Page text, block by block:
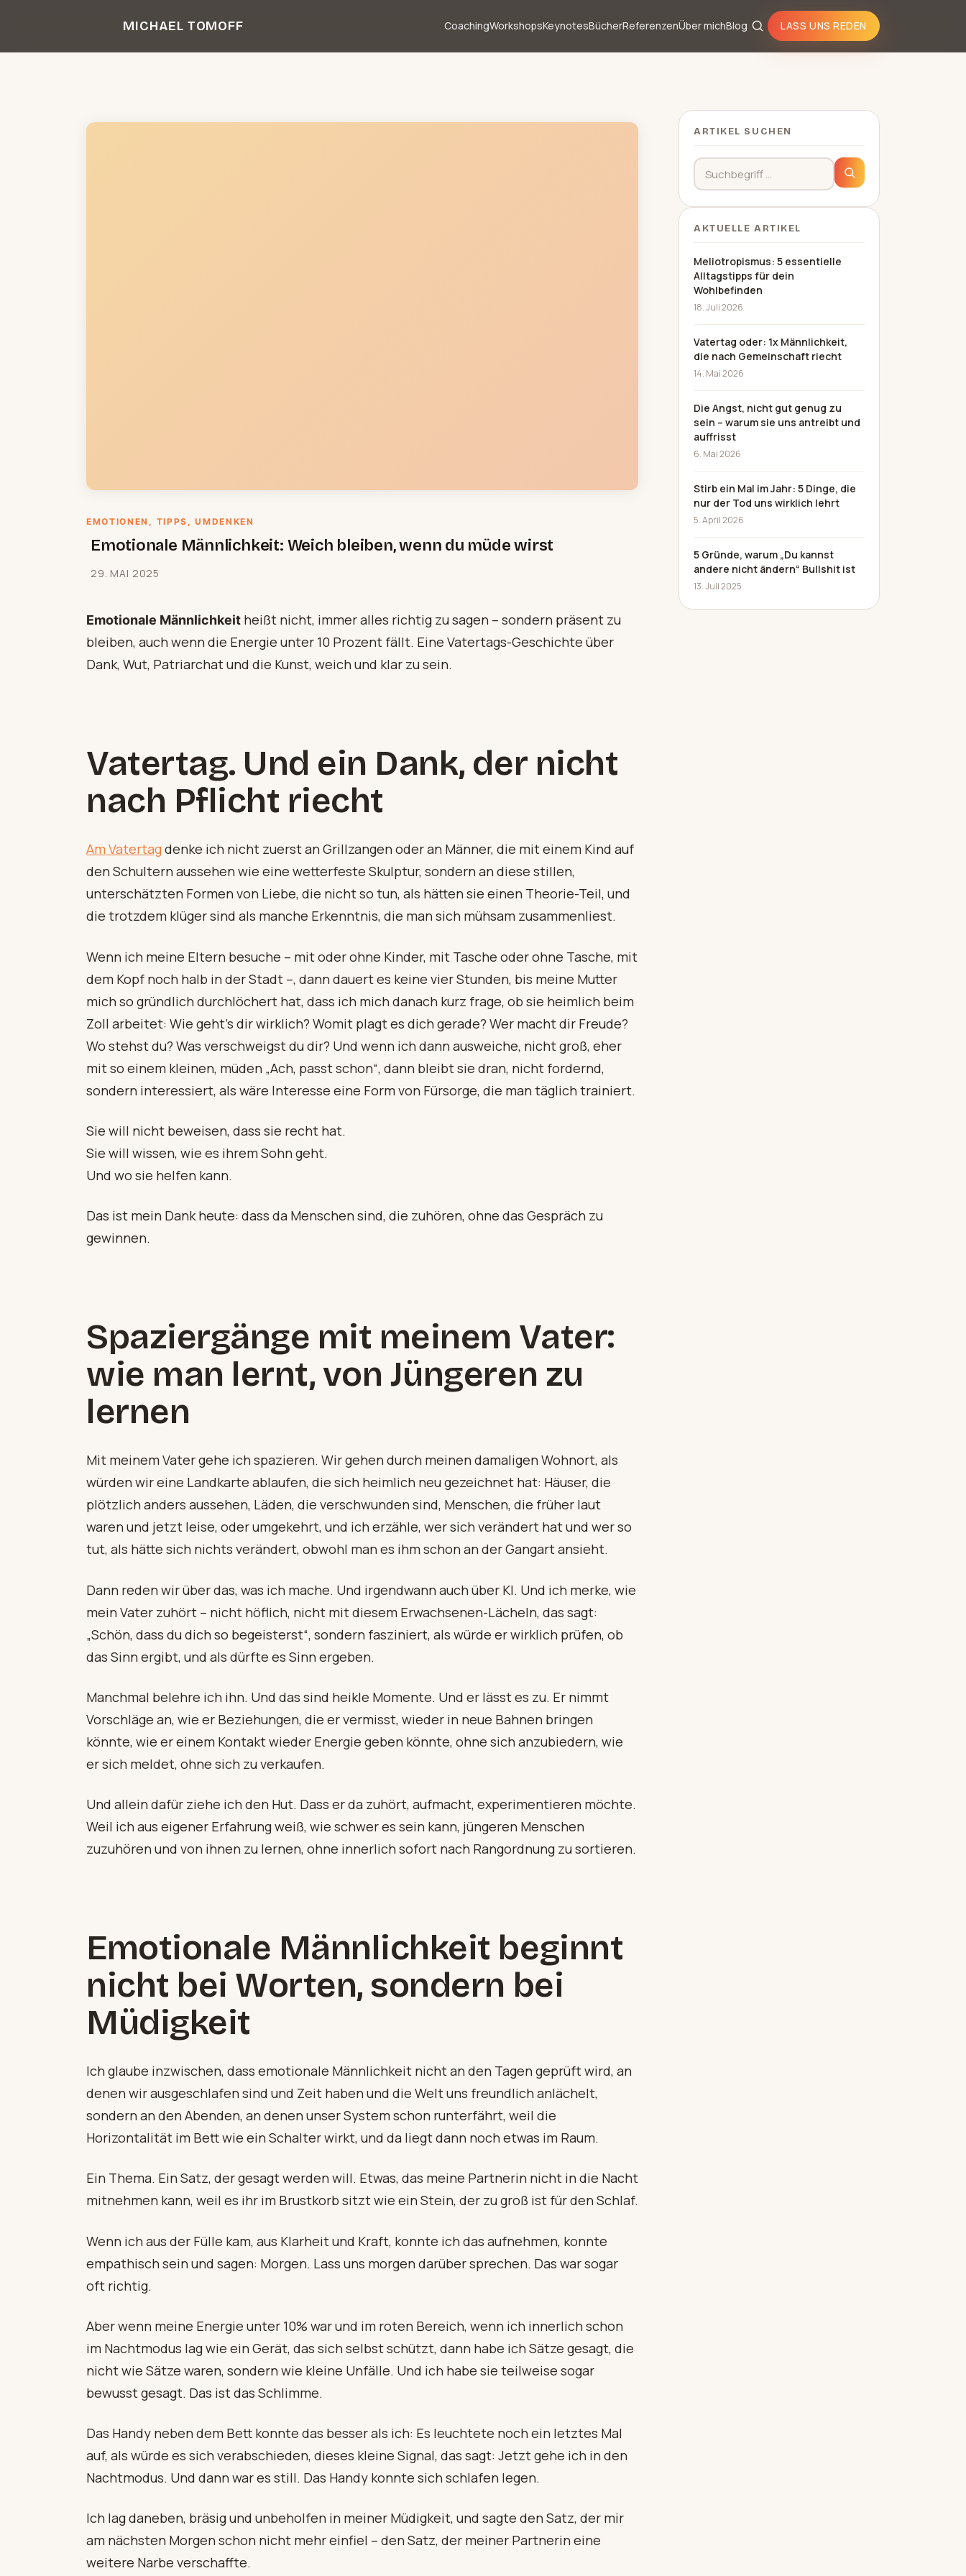
MICHAEL TOMOFF CoachingWorkshopsKeynotesBücherReferenzenÜber michBlog LASS UNS REDEN
EMOTIONEN , TIPPS , UMDENKEN
Emotionale Männlichkeit: Weich bleiben, wenn du müde wirst
29. MAI 2025
Emotionale Männlichkeit heißt nicht, immer alles richtig zu sagen – sondern präsent zu
bleiben, auch wenn die Energie unter 10 Prozent fällt. Eine Vatertags-Geschichte über
Dank, Wut, Patriarchat und die Kunst, weich und klar zu sein.
Vatertag. Und ein Dank, der nicht
nach Pflicht riecht
Am Vatertagdenke ich nicht zuerst an Grillzangen oder an Männer, die mit einem Kind auf
den Schultern aussehen wie eine wetterfeste Skulptur, sondern an diese stillen,
unterschätzten Formen von Liebe, die nicht so tun, als hätten sie einen Theorie-Teil, und
die trotzdem klüger sind als manche Erkenntnis, die man sich mühsam zusammenliest.
Wenn ich meine Eltern besuche – mit oder ohne Kinder, mit Tasche oder ohne Tasche, mit
dem Kopf noch halb in der Stadt –, dann dauert es keine vier Stunden, bis meine Mutter
mich so gründlich durchlöchert hat, dass ich mich danach kurz frage, ob sie heimlich beim
Zoll arbeitet: Wie geht’s dir wirklich? Womit plagt es dich gerade? Wer macht dir Freude?
Wo stehst du? Was verschweigst du dir? Und wenn ich dann ausweiche, nicht groß, eher
mit so einem kleinen, müden „Ach, passt schon“, dann bleibt sie dran, nicht fordernd,
sondern interessiert, als wäre Interesse eine Form von Fürsorge, die man täglich trainiert.
Sie will nicht beweisen, dass sie recht hat.
Sie will wissen, wie es ihrem Sohn geht.
Und wo sie helfen kann.
Das ist mein Dank heute: dass da Menschen sind, die zuhören, ohne das Gespräch zu
gewinnen.
Spaziergänge mit meinem Vater:
wie man lernt, von Jüngeren zu
lernen
Mit meinem Vater gehe ich spazieren. Wir gehen durch meinen damaligen Wohnort, als
würden wir eine Landkarte ablaufen, die sich heimlich neu gezeichnet hat: Häuser, die
plötzlich anders aussehen, Läden, die verschwunden sind, Menschen, die früher laut
waren und jetzt leise, oder umgekehrt, und ich erzähle, wer sich verändert hat und wer so
tut, als hätte sich nichts verändert, obwohl man es ihm schon an der Gangart ansieht.
Dann reden wir über das, was ich mache. Und irgendwann auch über KI. Und ich merke, wie
mein Vater zuhört – nicht höflich, nicht mit diesem Erwachsenen-Lächeln, das sagt:
„Schön, dass du dich so begeisterst“, sondern fasziniert, als würde er wirklich prüfen, ob
das Sinn ergibt, und als dürfte es Sinn ergeben.
Manchmal belehre ich ihn. Und das sind heikle Momente. Und er lässt es zu. Er nimmt
Vorschläge an, wie er Beziehungen, die er vermisst, wieder in neue Bahnen bringen
könnte, wie er einem Kontakt wieder Energie geben könnte, ohne sich anzubiedern, wie
er sich meldet, ohne sich zu verkaufen.
Und allein dafür ziehe ich den Hut. Dass er da zuhört, aufmacht, experimentieren möchte.
Weil ich aus eigener Erfahrung weiß, wie schwer es sein kann, jüngeren Menschen
zuzuhören und von ihnen zu lernen, ohne innerlich sofort nach Rangordnung zu sortieren.
Emotionale Männlichkeit beginnt
nicht bei Worten, sondern bei
Müdigkeit
Ich glaube inzwischen, dass emotionale Männlichkeit nicht an den Tagen geprüft wird, an
denen wir ausgeschlafen sind und Zeit haben und die Welt uns freundlich anlächelt,
sondern an den Abenden, an denen unser System schon runterfährt, weil die
Horizontalität im Bett wie ein Schalter wirkt, und da liegt dann noch etwas im Raum.
Ein Thema. Ein Satz, der gesagt werden will. Etwas, das meine Partnerin nicht in die Nacht
mitnehmen kann, weil es ihr im Brustkorb sitzt wie ein Stein, der zu groß ist für den Schlaf.
Wenn ich aus der Fülle kam, aus Klarheit und Kraft, konnte ich das aufnehmen, konnte
empathisch sein und sagen: Morgen. Lass uns morgen darüber sprechen. Das war sogar
oft richtig.
Aber wenn meine Energie unter 10% war und im roten Bereich, wenn ich innerlich schon
im Nachtmodus lag wie ein Gerät, das sich selbst schützt, dann habe ich Sätze gesagt, die
nicht wie Sätze waren, sondern wie kleine Unfälle. Und ich habe sie teilweise sogar
bewusst gesagt. Das ist das Schlimme.
Das Handy neben dem Bett konnte das besser als ich: Es leuchtete noch ein letztes Mal
auf, als würde es sich verabschieden, dieses kleine Signal, das sagt: Jetzt gehe ich in den
Nachtmodus. Und dann war es still. Das Handy konnte sich schlafen legen.
Ich lag daneben, bräsig und unbeholfen in meiner Müdigkeit, und sagte den Satz, der mir
am nächsten Morgen schon nicht mehr einfiel – den Satz, der meiner Partnerin eine
weitere Narbe verschaffte.
ARTIKEL SUCHEN
Suchbegriff
AKTUELLE ARTIKEL
Meliotropismus: 5 essentielle
Alltagstipps für dein
Wohlbefinden
18. Juli 2026
Vatertag oder: 1x Männlichkeit,
die nach Gemeinschaft riecht
14. Mai 2026
Die Angst, nicht gut genug zu
sein – warum sie uns antreibt und
auffrisst
6. Mai 2026
Stirb ein Mal im Jahr: 5 Dinge, die
nur der Tod uns wirklich lehrt
5. April 2026
5 Gründe, warum „Du kannst
andere nicht ändern“ Bullshit ist
13. Juli 2025